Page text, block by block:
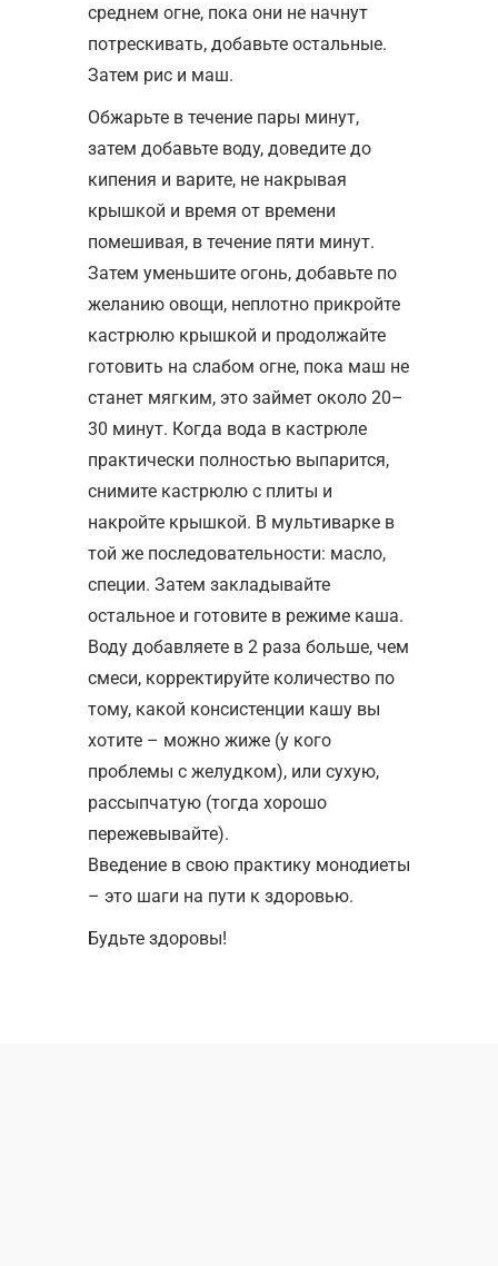
среднем огне, пока они не начнут
потрескивать, добавьте остальные.
Затем рис и маш.
Обжарьте в течение пары минут,
затем добавьте воду, доведите до
кипения и варите, не накрывая
крышкой и время от времени
помешивая, в течение пяти минут.
Затем уменьшите огонь, добавьте по
желанию овощи, неплотно прикройте
кастрюлю крышкой и продолжайте
готовить на слабом огне, пока маш не
станет мягким, это займет около 20–
30 минут. Когда вода в кастрюле
практически полностью выпарится,
снимите кастрюлю с плиты и
накройте крышкой. В мультиварке в
той же последовательности: масло,
специи. Затем закладывайте
остальное и готовите в режиме каша.
Воду добавляете в 2 раза больше, чем
смеси, корректируйте количество по
тому, какой консистенции кашу вы
хотите – можно жиже (у кого
проблемы с желудком), или сухую,
рассыпчатую (тогда хорошо
пережевывайте).
Введение в свою практику монодиеты
– это шаги на пути к здоровью.
Будьте здоровы!